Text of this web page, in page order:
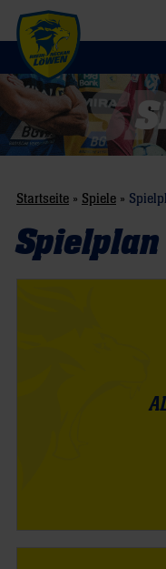
Startseite » Spiele »
Spielplan